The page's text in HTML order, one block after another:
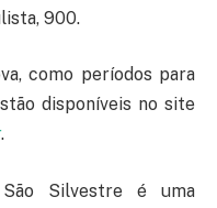
900.
como períodos para
disponíveis no site
.
Silvestre é uma